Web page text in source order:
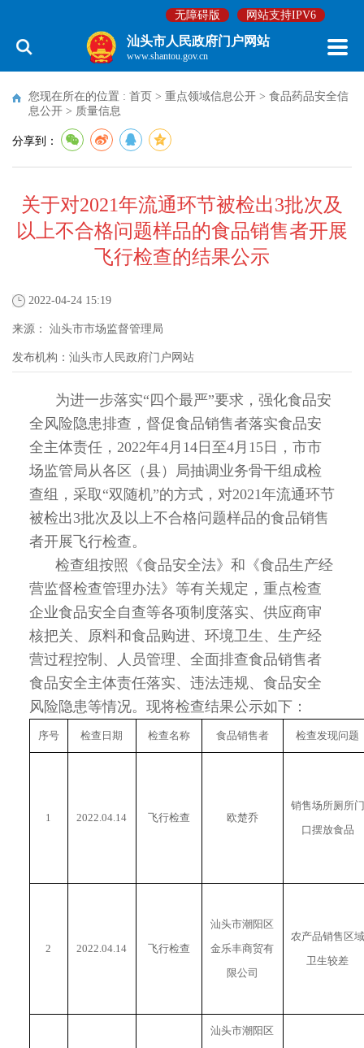
无障碍版 网站支持IPV6
汕头市人民政府门户网站
www.shantou.gov.cn
您现在所在的位置 : 首页 > 重点领域信息公开 > 食品药品安全信
息公开 > 质量信息
分享到：
关于对2021年流通环节被检出3批次及
以上不合格问题样品的食品销售者开展
飞行检查的结果公示
2022-04-24 15:19
来源： 汕头市市场监督管理局
发布机构： 汕头市人民政府门户网站
为进一步落实“四个最严”要求，强化食品安
全风险隐患排查，督促食品销售者落实食品安
全主体责任，2022年4月14日至4月15日，市市
场监管局从各区（县）局抽调业务骨干组成检
查组，采取“双随机”的方式，对2021年流通环节
被检出3批次及以上不合格问题样品的食品销售
者开展飞行检查。
检查组按照《食品安全法》和《食品生产经
营监督检查管理办法》等有关规定，重点检查
企业食品安全自查等各项制度落实、供应商审
核把关、原料和食品购进、环境卫生、生产经
营过程控制、人员管理、全面排查食品销售者
食品安全主体责任落实、违法违规、食品安全
风险隐患等情况。现将检查结果公示如下：
序号 检查日期 检查名称 食品销售者 检查发现问题
1 2022.04.14 飞行检查 欧楚乔
销售场所厕所门
口摆放食品
2 2022.04.14 飞行检查
汕头市潮阳区
金乐丰商贸有
限公司
农产品销售区域
卫生较差
汕头市潮阳区